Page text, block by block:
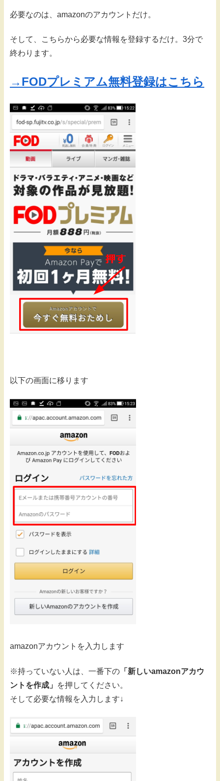
必要なのは、amazonのアカウントだけ。
そして、こちらから必要な情報を登録するだけ。3分で
終わります。
→FODプレミアム無料登録はこちら
以下の画面に移ります
amazonアカウントを入力します
※持っていない人は、一番下の 「新しいamazonアカウ
ントを作成」
を押してください。
そして必要な情報を入力します↓